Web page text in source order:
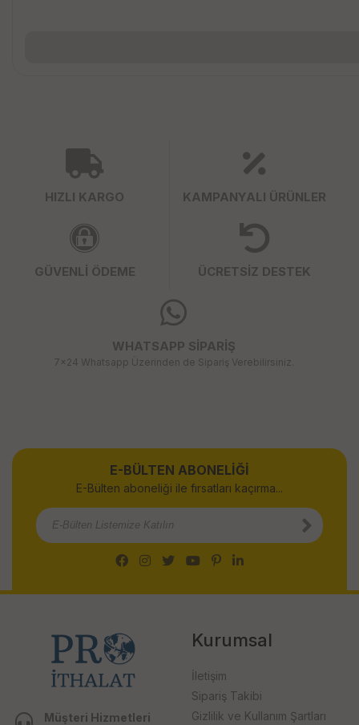
HIZLI KARGO KAMPANYALI ÜRÜNLER
GÜVENLİ ÖDEME ÜCRETSİZ DESTEK
WHATSAPP SİPARİŞ
7x24 Whatsapp Üzerinden de Sipariş Verebilirsiniz.
E-BÜLTEN ABONELİĞİ
E-Bülten aboneliği ile fırsatları kaçırma...
Müşteri Hizmetleri
Kurumsal
İletişim
Sipariş Takibi
Gizlilik ve Kullanım Şartları